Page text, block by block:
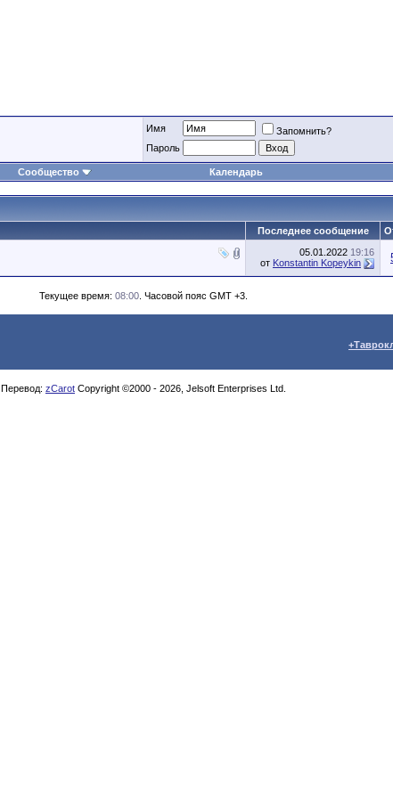
Имя
Запомнить?
Пароль
Сообщество Календарь
Последнее сообщение
05.01.2022 19:16
от Konstantin Kopeykin
Текущее время: 08:00 . Часовой пояс GMT +3.
Перевод: zCarot Copyright ©2000 - 2026, Jelsoft Enterprises Ltd.